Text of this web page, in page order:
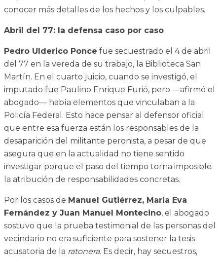
conocer más detalles de los hechos y los culpables.
Abril del 77: la defensa caso por caso
Pedro Ulderico Ponce fue secuestrado el 4 de abril
del 77 en la vereda de su trabajo, la Biblioteca San
Martín. En el cuarto juicio, cuando se investigó, el
imputado fue Paulino Enrique Furió, pero —afirmó el
abogado— había elementos que vinculaban a la
Policía Federal. Esto hace pensar al defensor oficial
que entre esa fuerza están los responsables de la
desaparición del militante peronista, a pesar de que
asegura que en la actualidad no tiene sentido
investigar porque el paso del tiempo torna imposible
la atribución de responsabilidades concretas.
Por los casos de Manuel Gutiérrez, María Eva
Fernández y Juan Manuel Montecino, el abogado
sostuvo que la prueba testimonial de las personas del
vecindario no era suficiente para sostener la tesis
acusatoria de la ratonera. Es decir, hay secuestros,